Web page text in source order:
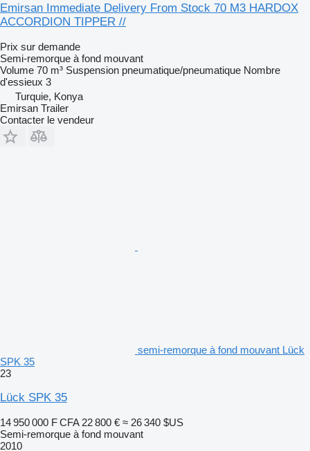
Emirsan Immediate Delivery From Stock 70 M3 HARDOX
ACCORDION TIPPER //
Prix sur demande
Semi-remorque à fond mouvant
Volume 70 m³ Suspension pneumatique/pneumatique Nombre
d'essieux 3
Turquie, Konya
Emirsan Trailer
Contacter le vendeur
semi-remorque à fond mouvant Lück
SPK 35
23
Lück SPK 35
14 950 000 F CFA 22 800 € ≈ 26 340 $US
Semi-remorque à fond mouvant
2010